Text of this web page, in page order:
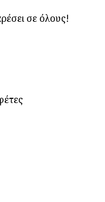
σε όλους!